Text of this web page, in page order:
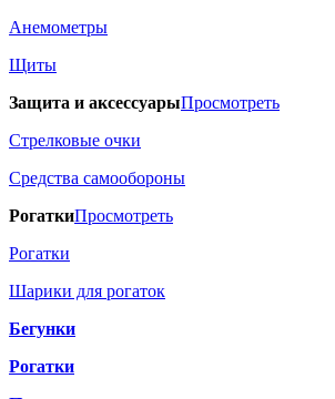
Анемометры
Щиты
Защита и аксессуарыПросмотреть
Стрелковые очки
Средства самообороны
РогаткиПросмотреть
Рогатки
Шарики для рогаток
Бегунки
Рогатки